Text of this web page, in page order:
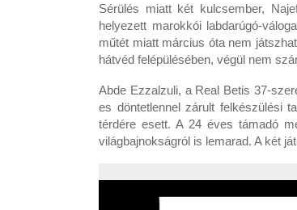
Sérülés miatt két kulcsember,
helyezett marokkói labdarúgó-
műtét miatt március óta nem
hátvéd felépülésében, végül nem
Abde Ezzalzuli, a Real Betis 37-
es döntetlennel zárult felkészülési
térdére esett. A 24 éves támadó
világbajnokságról is lemarad. A két